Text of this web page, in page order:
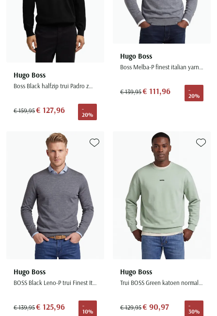
Hugo Boss
Boss Black halfzip trui Padro zwart effen katoen
€ 159,95€ 127,96
-
20%
Hugo Boss
Boss Melba-P finest italian yarn grijs gebreid
€ 139,95€ 111,96
-
20%
Hugo Boss
BOSS Black Leno-P trui Finest Italian Yarn grijs gebreid
€ 139,95€ 125,96
-
10%
Toevoegen aan favorieten
Hugo Boss
Trui BOSS Green katoen normale fit
€ 129,95€ 90,97
-
30%